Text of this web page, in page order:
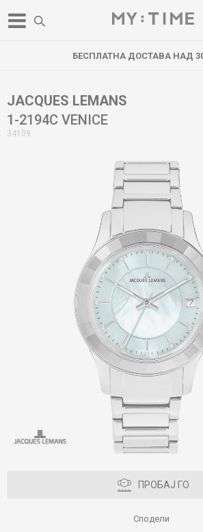
БЕСПЛАТНА ДОСТАВА НАД
JACQUES LEMANS
1-2194C VENICE
34109
ПРОБАЈ ГО
Сподели